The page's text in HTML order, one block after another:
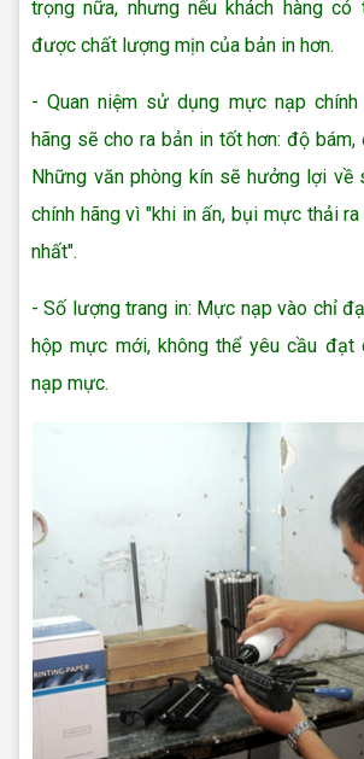
trọng nữa, nhưng nếu khách hàng
được chất lượng mịn của bản in hơn.
- Quan niệm sử dụng mực nạp chính
hãng sẽ cho ra bản in tốt hơn: độ bám,
Những văn phòng kín sẽ hưởng lợi
chính hãng vì "khi in ấn, bụi mực thải
nhất".
- Số lượng trang in: Mực nạp vào chỉ
hộp mực mới, không thể yêu cầu đạt
nạp mực.